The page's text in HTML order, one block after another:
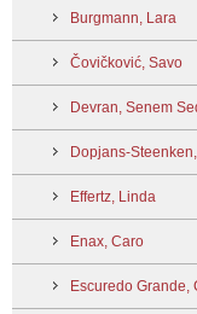
Burgmann, Lara
Čovičković, Savo
Devran, Senem
Dopjans-
Effertz, Linda
Enax, Caro
Escuredo Grande,